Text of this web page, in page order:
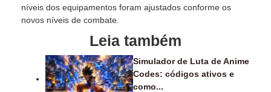
níveis dos equipamentos foram ajustados conforme os
novos níveis de combate.
Leia também
Simulador de Luta de Anime
Codes: códigos ativos e
como...